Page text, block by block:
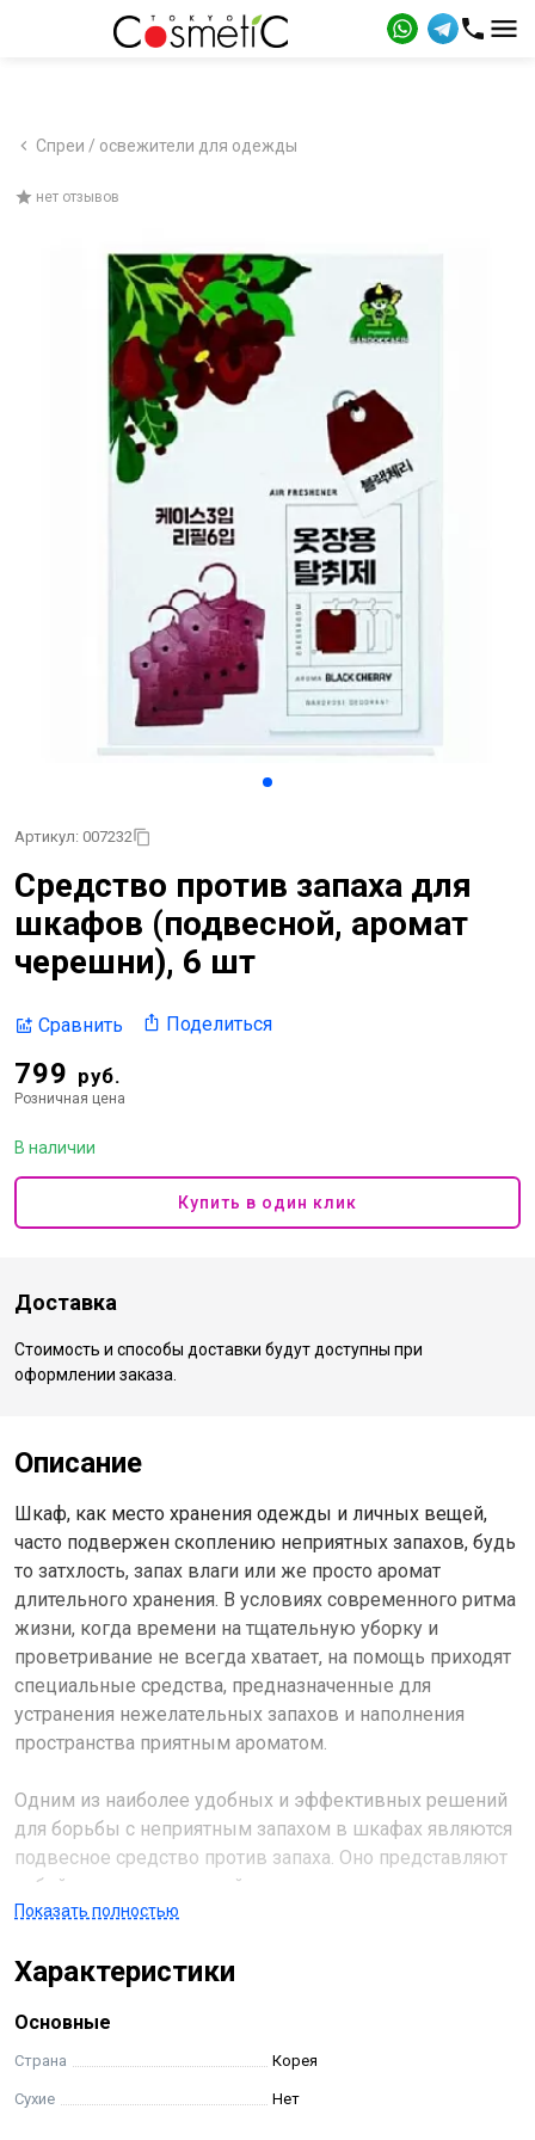
Спреи / освежители для одежды
нет отзывов
Артикул: 007232
Средство против запаха для
шкафов (подвесной, аромат
черешни), 6 шт
Сравнить Поделиться
799 руб.
Розничная цена
В наличии
Купить в один клик
Доставка
Стоимость и способы доставки будут доступны при
оформлении заказа.
Описание
Шкаф, как место хранения одежды и личных вещей,
часто подвержен скоплению неприятных запахов, будь
то затхлость, запах влаги или же просто аромат
длительного хранения. В условиях современного ритма
жизни, когда времени на тщательную уборку и
проветривание не всегда хватает, на помощь приходят
специальные средства, предназначенные для
устранения нежелательных запахов и наполнения
пространства приятным ароматом.
Одним из наиболее удобных и эффективных решений
для борьбы с неприятным запахом в шкафах являются
подвесное средство против запаха. Оно представляют
собой компактное устройство, содержащие
ароматические вещества, которые постепенно
запахи и наполняя пространство приятным ароматом.
средство в любом удобном месте шкафа, не занимая
полезного пространства и обеспечивая равномерное
Показать полностью
Характеристики
Основные
Страна Корея
Сухие Нет